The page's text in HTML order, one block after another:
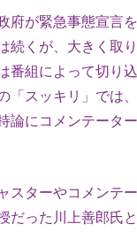
府が緊急事態宣言
続くが、大きく取
番組によって切り
「スッキリ」では
論にコメンテータ
スターやコメンテ
だった川上善郎氏